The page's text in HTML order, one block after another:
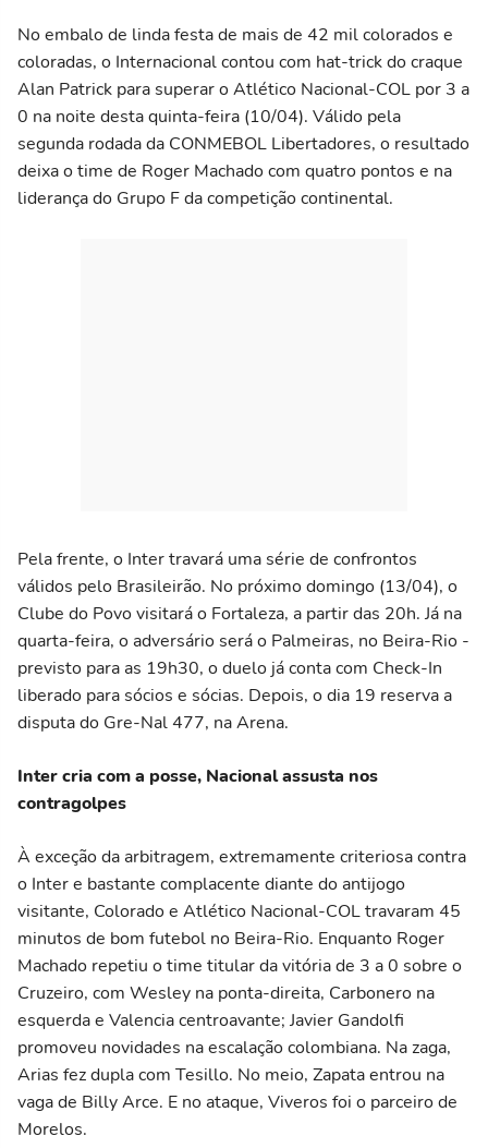
No embalo de linda festa de mais de 42 mil colorados e
coloradas, o Internacional contou com hat-trick do craque
Alan Patrick para superar o Atlético Nacional-COL por 3 a
0 na noite desta quinta-feira (10/04). Válido pela
segunda rodada da CONMEBOL Libertadores, o resultado
deixa o time de Roger Machado com quatro pontos e na
liderança do Grupo F da competição continental.
Pela frente, o Inter travará uma série de confrontos
válidos pelo Brasileirão. No próximo domingo (13/04), o
Clube do Povo visitará o Fortaleza, a partir das 20h. Já na
quarta-feira, o adversário será o Palmeiras, no Beira-Rio -
previsto para as 19h30, o duelo já conta com Check-In
liberado para sócios e sócias. Depois, o dia 19 reserva a
disputa do Gre-Nal 477, na Arena.
Inter cria com a posse, Nacional assusta nos
contragolpes
À exceção da arbitragem, extremamente criteriosa contra
o Inter e bastante complacente diante do antijogo
visitante, Colorado e Atlético Nacional-COL travaram 45
minutos de bom futebol no Beira-Rio. Enquanto Roger
Machado repetiu o time titular da vitória de 3 a 0 sobre o
Cruzeiro, com Wesley na ponta-direita, Carbonero na
esquerda e Valencia centroavante; Javier Gandolfi
promoveu novidades na escalação colombiana. Na zaga,
Arias fez dupla com Tesillo. No meio, Zapata entrou na
vaga de Billy Arce. E no ataque, Viveros foi o parceiro de
Morelos.